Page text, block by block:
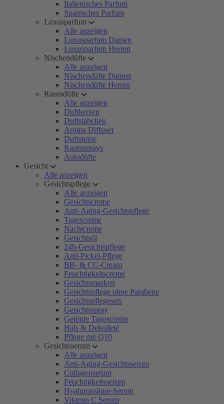
Italienisches Parfum
Spanisches Parfum
Luxusparfum
Alle anzeigen
Luxusparfum Damen
Luxusparfum Herren
Nischendüfte
Alle anzeigen
Nischendüfte Damen
Nischendüfte Herren
Raumdüfte
Alle anzeigen
Duftkerzen
Duftstäbchen
Aroma Diffuser
Duftsteine
Raumsprays
Autodüfte
Gesicht
Alle anzeigen
Gesichtspflege
Alle anzeigen
Gesichtscreme
Anti-Aging-Gesichtspflege
Tagescreme
Nachtcreme
Gesichtsöl
24h-Gesichtspflege
Anti-Pickel-Pflege
BB- & CC-Cream
Feuchtigkeitscreme
Gesichtsmasken
Gesichtspflege ohne Parabene
Gesichtspflegesets
Gesichtsspray
Getönte Tagescreme
Hals & Dekolleté
Pflege mit Q10
Gesichtsserum
Alle anzeigen
Anti-Aging-Gesichtsserum
Collagenserum
Feuchtigkeitsserum
Hyaluronsäure-Serum
Vitamin C Serum